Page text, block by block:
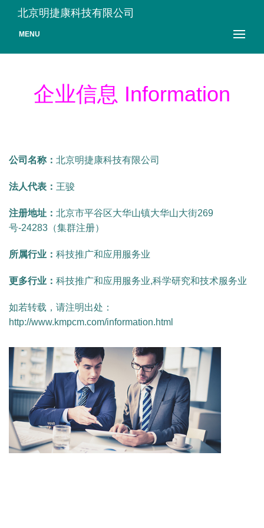
北京明捷康科技有限公司
MENU
企业信息 Information
公司名称： 北京明捷康科技有限公司
法人代表： 王骏
注册地址： 北京市平谷区大华山镇大华山大街269
号-24283（集群注册）
所属行业： 科技推广和应用服务业
更多行业： 科技推广和应用服务业,科学研究和技术服务业
如若转载，请注明出处：
http://www.kmpcm.com/information.html